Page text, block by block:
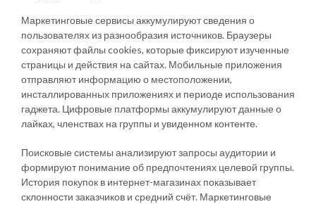
Маркетинговые сервисы аккумулируют сведения о
пользователях из разнообразия источников. Браузеры
сохраняют файлы cookies, которые фиксируют изученные
страницы и действия на сайтах. Мобильные приложения
отправляют информацию о местоположении,
инсталлированных приложениях и периоде использования
гаджета. Цифровые платформы аккумулируют данные о
лайках, членствах на группы и увиденном контенте.
Поисковые системы анализируют запросы аудитории и
формируют понимание об предпочтениях целевой группы.
История покупок в интернет-магазинах показывает
склонности заказчиков и средний счёт. Маркетинговые